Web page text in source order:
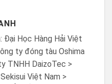
Đại Học Hàng Hải Việt
ty đóng tàu Oshima
TNHH DaizoTec >
Việt Nam >